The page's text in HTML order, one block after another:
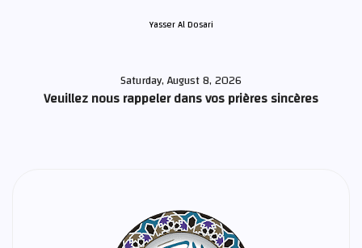
Yasser Al Dosari
Saturday, August 8, 2026
Veuillez nous rappeler dans vos prières sincères